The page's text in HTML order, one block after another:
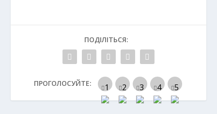
ПОДІЛІТЬСЯ:
ПРОГОЛОСУЙТЕ: